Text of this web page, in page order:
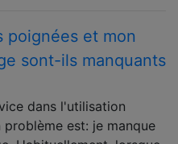
poignées et mon
sont-ils manquants
dans l'utilisation
est: je manque